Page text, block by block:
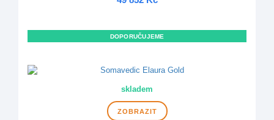
DOPORUČUJEME
skladem
ZOBRAZIT